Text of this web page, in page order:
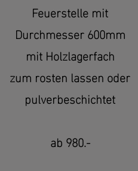
Feuerstelle mit
Durchmesser 600mm
mit Holzlagerfach
zum rosten lassen oder
pulverbeschichtet
ab 980.-